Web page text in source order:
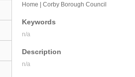
Home | Corby Borough Council
Keywords
n/a
Description
n/a